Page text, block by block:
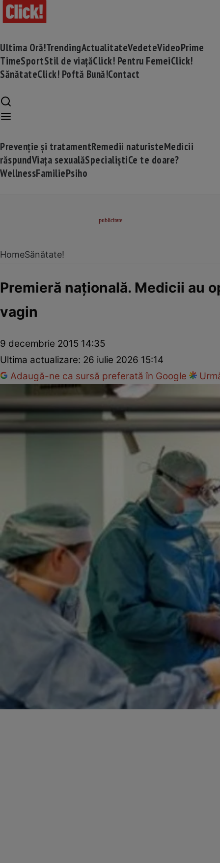
Ultima Oră!TrendingActualitateVedeteVideoPrime
TimeSportStil de viațăClick! Pentru FemeiClick!
SănătateClick! Poftă Bună!Contact
Prevenție și tratamentRemedii naturisteMedicii
răspundViața sexualăSpecialiștiCe te doare?
WellnessFamiliePsiho
HomeSănătate!
Premieră naţională. Medicii au
vagin
9 decembrie 2015 14:35
Ultima actualizare: 26 iulie 2026 15:14
Adaugă-ne ca sursă preferată în Google